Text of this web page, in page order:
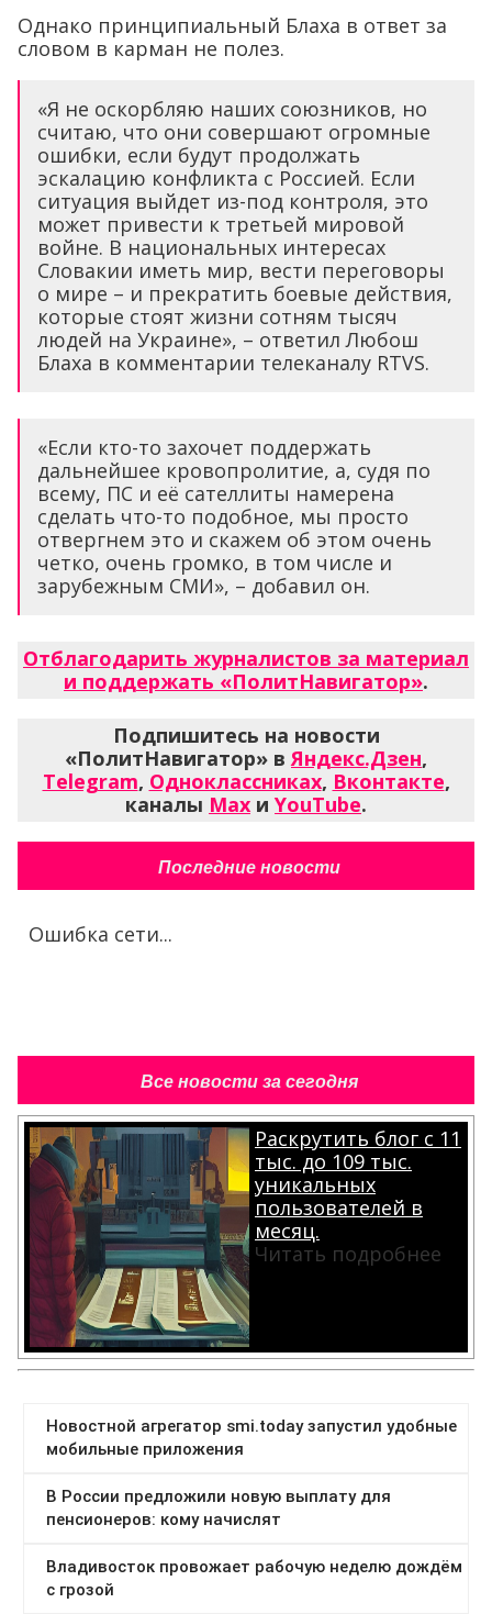
Однако принципиальный Блаха в ответ за
словом в карман не полез.
«Я не оскорбляю наших союзников, но
считаю, что они совершают огромные
ошибки, если будут продолжать
эскалацию конфликта с Россией. Если
ситуация выйдет из-под контроля, это
может привести к третьей мировой
войне. В национальных интересах
Словакии иметь мир, вести переговоры
о мире – и прекратить боевые действия,
которые стоят жизни сотням тысяч
людей на Украине», – ответил Любош
Блаха в комментарии телеканалу RTVS.
«Если кто-то захочет поддержать
дальнейшее кровопролитие, а, судя по
всему, ПС и её сателлиты намерена
сделать что-то подобное, мы просто
отвергнем это и скажем об этом очень
четко, очень громко, в том числе и
зарубежным СМИ», – добавил он.
Отблагодарить журналистов за материал
и поддержать «ПолитНавигатор».
Подпишитесь на новости
«ПолитНавигатор» вЯндекс.Дзен,
Telegram, Одноклассниках, Вконтакте,
каналы Max и YouTube.
Последние новости
Ошибка сети...
Все новости за сегодня
Раскрутить блог с 11
тыс. до 109 тыс.
уникальных
пользователей в
месяц.
Читать подробнее